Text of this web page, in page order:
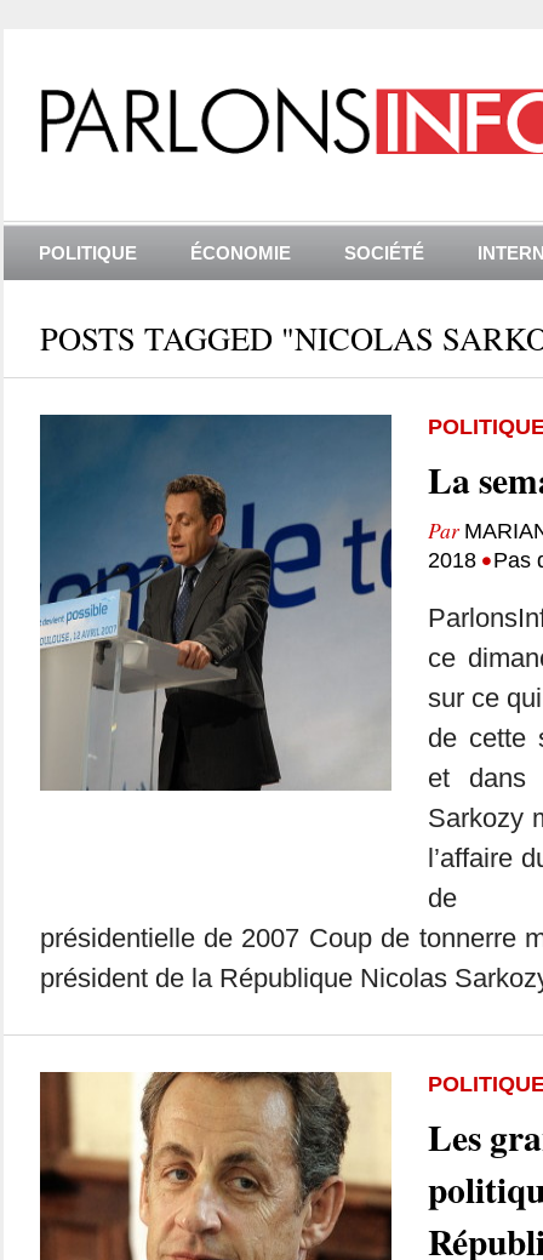
POLITIQUE ÉCONOMIE SOCIÉTÉ
POSTS TAGGED "NICOLAS
La
Par
2018 •Pas
ce
sur ce
de cette
et dans
Sarkozy
l’affaire
de
présidentielle de 2007 Coup de tonnerre
président de la République Nicolas
Les